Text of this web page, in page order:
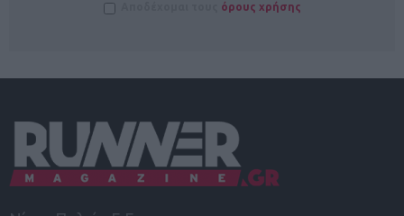
όρους χρήσης